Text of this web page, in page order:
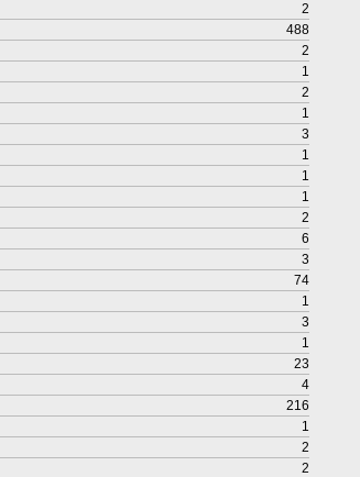
2
488
2
1
2
1
3
1
1
1
2
6
3
74
1
3
1
23
4
216
1
2
2